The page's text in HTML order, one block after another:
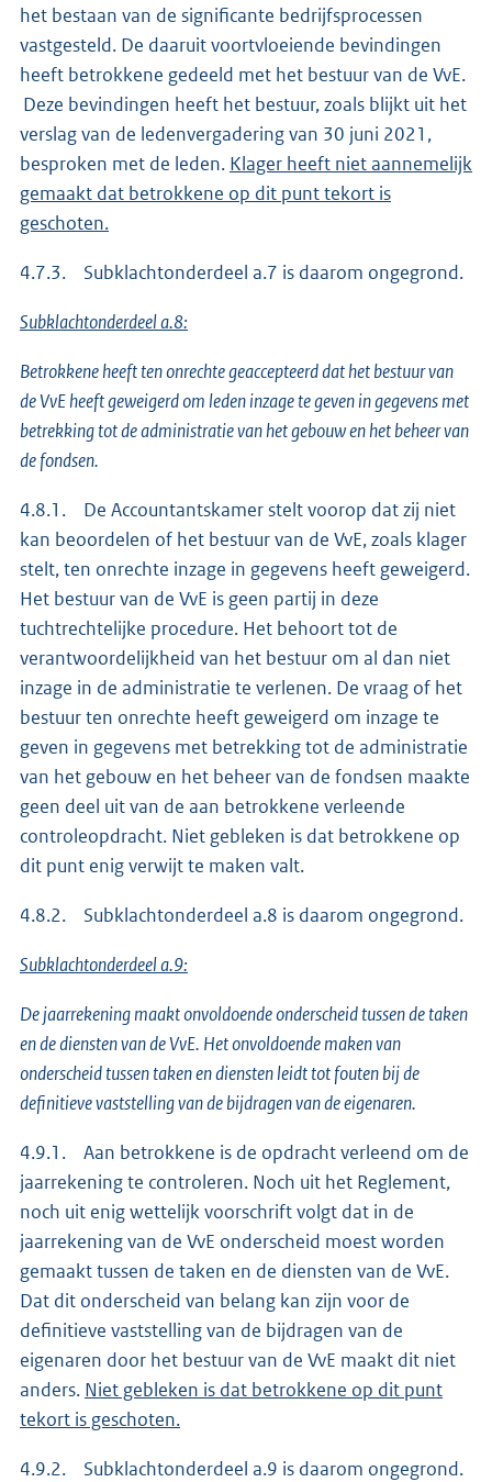
het bestaan van de significante bedrijfsprocessen
vastgesteld. De daaruit voortvloeiende bevindingen
heeft betrokkene gedeeld met het bestuur van de VvE.
Deze bevindingen heeft het bestuur, zoals blijkt uit het
verslag van de ledenvergadering van 30 juni 2021,
besproken met de leden. Klager heeft niet aannemelijk
gemaakt dat betrokkene op dit punt tekort is
geschoten.
4.7.3. Subklachtonderdeel a.7 is daarom ongegrond.
Subklachtonderdeel a.8:
Betrokkene heeft ten onrechte geaccepteerd dat het bestuur van
de VvE heeft geweigerd om leden inzage te geven in gegevens met
betrekking tot de administratie van het gebouw en het beheer van
de fondsen.
4.8.1. De Accountantskamer stelt voorop dat zij niet
kan beoordelen of het bestuur van de VvE, zoals klager
stelt, ten onrechte inzage in gegevens heeft geweigerd.
Het bestuur van de VvE is geen partij in deze
tuchtrechtelijke procedure. Het behoort tot de
verantwoordelijkheid van het bestuur om al dan niet
inzage in de administratie te verlenen. De vraag of het
bestuur ten onrechte heeft geweigerd om inzage te
geven in gegevens met betrekking tot de administratie
van het gebouw en het beheer van de fondsen maakte
geen deel uit van de aan betrokkene verleende
controleopdracht. Niet gebleken is dat betrokkene op
dit punt enig verwijt te maken valt.
4.8.2. Subklachtonderdeel a.8 is daarom ongegrond.
Subklachtonderdeel a.9:
De jaarrekening maakt onvoldoende onderscheid tussen de taken
en de diensten van de VvE. Het onvoldoende maken van
onderscheid tussen taken en diensten leidt tot fouten bij de
definitieve vaststelling van de bijdragen van de eigenaren.
4.9.1. Aan betrokkene is de opdracht verleend om de
jaarrekening te controleren. Noch uit het Reglement,
noch uit enig wettelijk voorschrift volgt dat in de
jaarrekening van de VvE onderscheid moest worden
gemaakt tussen de taken en de diensten van de VvE.
Dat dit onderscheid van belang kan zijn voor de
definitieve vaststelling van de bijdragen van de
eigenaren door het bestuur van de VvE maakt dit niet
anders. Niet gebleken is dat betrokkene op dit punt
tekort is geschoten.
4.9.2. Subklachtonderdeel a.9 is daarom ongegrond.